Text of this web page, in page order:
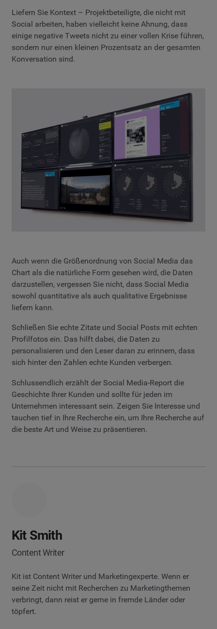
Liefern Sie Kontext – Projektbeteiligte, die nicht mit
Social arbeiten, haben vielleicht keine Ahnung, dass
einige negative Tweets nicht zu einer vollen Krise führen,
sondern nur einen kleinen Prozentsatz an der gesamten
Konversation sind.
Auch wenn die Größenordnung von Social Media das
Chart als die natürliche Form gesehen wird, die Daten
darzustellen, vergessen Sie nicht, dass Social Media
sowohl quantitative als auch qualitative Ergebnisse
liefern kann.
Schließen Sie echte Zitate und Social Posts mit echten
Profilfotos ein. Das hilft dabei, die Daten zu
personalisieren und den Leser daran zu erinnern, dass
sich hinter den Zahlen echte Kunden verbergen.
Schlussendlich erzählt der Social Media-Report die
Geschichte Ihrer Kunden und sollte für jeden im
Unternehmen interessant sein. Zeigen Sie Interesse und
tauchen tief in Ihre Recherche ein, um Ihre Recherche auf
die beste Art und Weise zu präsentieren.
Kit Smith
Content Writer
Kit ist Content Writer und Marketingexperte. Wenn er
seine Zeit nicht mit Recherchen zu Marketingthemen
verbringt, dann reist er gerne in fremde Länder oder
töpfert.